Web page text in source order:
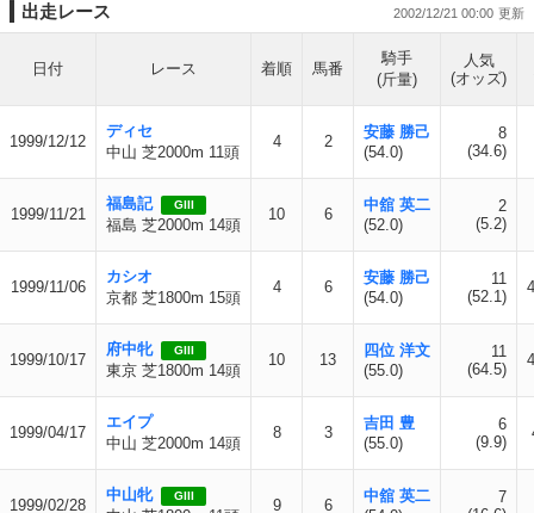
出走レース 2002/12/21 00:00
日付 レース 着順 馬番
騎手
(斤量)
人気
(オッズ)
1999/12/12
ディセ
中山 芝2000m 11頭
4 2
安藤 勝己
(54.0)
8
(34.6)
1999/11/21
福島記 GIII
福島 芝2000m 14頭
10 6
中舘 英二
(52.0)
2
(5.2)
1999/11/06
カシオ
京都 芝1800m 15頭
4 6
安藤 勝己
(54.0)
11
(52.1)
1999/10/17
府中牝 GIII
東京 芝1800m 14頭
10 13
四位 洋文
(55.0)
11
(64.5)
1999/04/17
エイプ
中山 芝2000m 14頭
8 3
吉田 豊
(55.0)
6
(9.9)
1999/02/28
中山牝 GIII
9 6
中舘 英二
7